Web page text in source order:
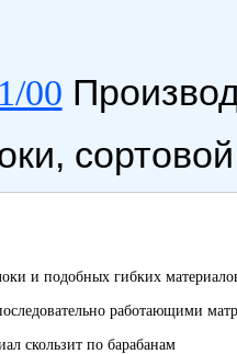
00
и подобных гибких
работающими
скользит по барабанам